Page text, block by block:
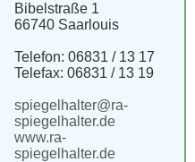
Bibelstraße 1
66740 Saarlouis
Telefon: 06831 / 13 17
Telefax: 06831 / 13 19
spiegelhalter@ra-
spiegelhalter.de
www.ra-
spiegelhalter.de